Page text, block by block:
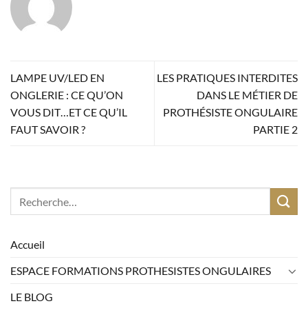
LAMPE UV/LED EN
ONGLERIE : CE QU’ON
VOUS DIT…ET CE QU’IL
FAUT SAVOIR ?
LES PRATIQUES INTERDITES
DANS LE MÉTIER DE
PROTHÉSISTE ONGULAIRE
PARTIE 2
Accueil
ESPACE FORMATIONS PROTHESISTES ONGULAIRES
LE BLOG